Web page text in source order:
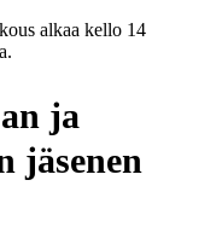
alkaa kello 14
ja
jäsenen